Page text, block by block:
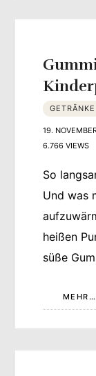
GETRÄNKE
19.
6.766 VIEWS
So
Und was
heißen
süße
MEHR…